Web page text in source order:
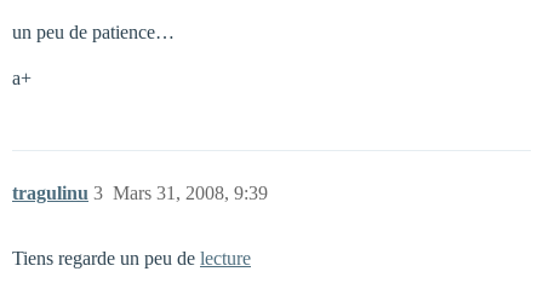
un peu de patience…
a+
tragulinu Mars 31, 2008, 9:39
3
Tiens regarde un peu de lecture